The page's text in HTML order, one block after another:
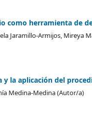
herramienta de
Jaramillo-Armijos, Mireya
y la aplicación del
Medina-Medina (Autor/a)